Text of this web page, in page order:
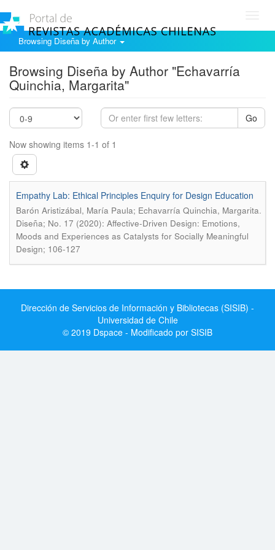
Browsing Diseña by Author
Browsing Diseña by Author "Echavarría
Quinchia, Margarita"
Go
Now showing items 1-1 of 1
Empathy Lab: Ethical Principles Enquiry for Design Education
Barón Aristizábal, María Paula; Echavarría Quinchia, Margarita.
Diseña; No. 17 (2020): Affective-Driven Design: Emotions,
Moods and Experiences as Catalysts for Socially Meaningful
Design; 106-127
Dirección de Servicios de Información y Bibliotecas (SISIB) -
Universidad de Chile
© 2019 Dspace - Modificado por SISIB